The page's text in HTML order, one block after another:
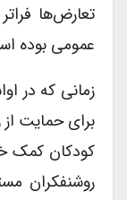
تعارض‌ها
عمومی بوده
زمانی که در
برای حمایت
کودکان کمک
روشنفکران